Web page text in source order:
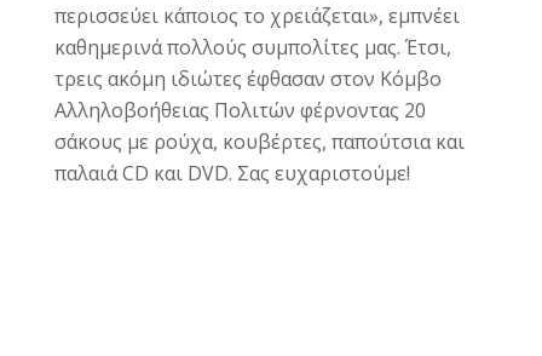
περισσεύει κάποιος το χρειάζεται», εμπνέει
καθημερινά πολλούς συμπολίτες μας. Έτσι,
τρεις ακόμη ιδιώτες έφθασαν στον Κόμβο
Αλληλοβοήθειας Πολιτών φέρνοντας 20
σάκους με ρούχα, κουβέρτες, παπούτσια και
παλαιά CD και DVD. Σας ευχαριστούμε!